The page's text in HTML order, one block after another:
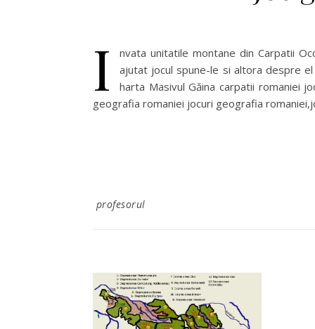
I
nvata unitatile montane din Carpatii
ajutat jocul spune-le si altora despre
harta Masivul Găina carpatii romaniei
geografia romaniei jocuri geografia
profesorul